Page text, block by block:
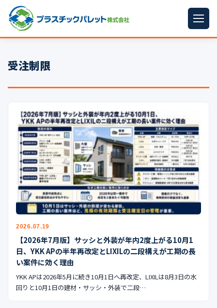
パレットサイズ
プラパレット ▼
コンテナ
中古パレット
再生原料
梱包資材
イラン情勢まとめ ▼
公式ブログ
会社案内
🇺🇸🇰🇷🇹🇼🇻🇳
受注制限
2026.07.19
【2026年7月版】サッシと外装が年内2度上がる10月1
日、YKK APの半年再改定とLIXILの二段構えが工期の長
い案件に効く理由
YKK APは2026年5月に続き10月1日へ再改定、LIXILは8月3日の水
回りと10月1日の建材・サッシ・外装で二段…